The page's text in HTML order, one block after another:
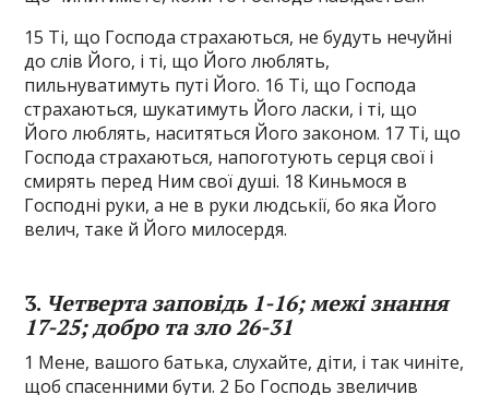
15 Ті, що Господа страхаються, не будуть нечуйні
до слів Його, і ті, що Його люблять,
пильнуватимуть путі Його. 16 Ті, що Господа
страхаються, шукатимуть Його ласки, і ті, що
Його люблять, наситяться Його законом. 17 Ті, що
Господа страхаються, напоготують серця свої і
смирять перед Ним свої душі. 18 Киньмося в
Господні руки, а не в руки людськії, бо яка Його
велич, таке й Його милосердя.
3. Четверта заповідь 1-16; межі знання
17-25; добро та зло 26-31
1 Мене, вашого батька, слухайте, діти, і так чиніте,
щоб спасенними бути. 2 Бо Господь звеличив